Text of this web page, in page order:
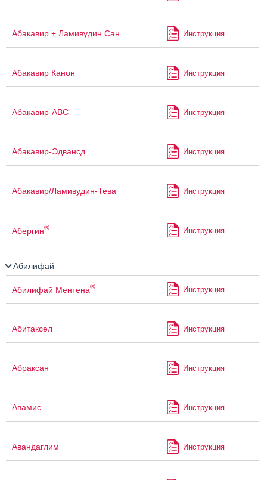
Абакавир + Ламивудин Сан Инструкция
Абакавир Канон Инструкция
Абакавир-АВС Инструкция
Абакавир-Эдвансд Инструкция
Абакавир/Ламивудин-Тева Инструкция
Абергин® Инструкция
Абилифай
Абилифай Ментена® Инструкция
Абитаксел Инструкция
Абраксан Инструкция
Авамис Инструкция
Авандаглим Инструкция